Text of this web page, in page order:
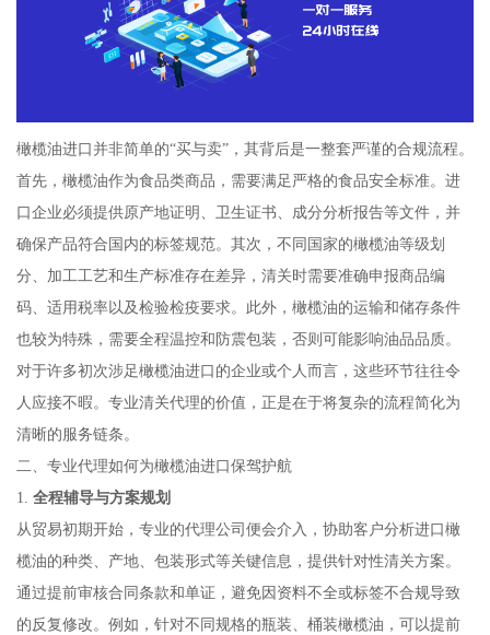
橄榄油进口并非简单的“买与卖”，其背后是一整套严谨的合规流程。
首先，橄榄油作为食品类商品，需要满足严格的食品安全标准。进
口企业必须提供原产地证明、卫生证书、成分分析报告等文件，并
确保产品符合国内的标签规范。其次，不同国家的橄榄油等级划
分、加工工艺和生产标准存在差异，清关时需要准确申报商品编
码、适用税率以及检验检疫要求。此外，橄榄油的运输和储存条件
也较为特殊，需要全程温控和防震包装，否则可能影响油品品质。
对于许多初次涉足橄榄油进口的企业或个人而言，这些环节往往令
人应接不暇。专业清关代理的价值，正是在于将复杂的流程简化为
清晰的服务链条。
二、专业代理如何为橄榄油进口保驾护航
1. 全程辅导与方案规划
从贸易初期开始，专业的代理公司便会介入，协助客户分析进口橄
榄油的种类、产地、包装形式等关键信息，提供针对性清关方案。
通过提前审核合同条款和单证，避免因资料不全或标签不合规导致
的反复修改。例如，针对不同规格的瓶装、桶装橄榄油，可以提前